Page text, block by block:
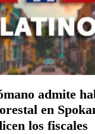
admite
en
los fiscales